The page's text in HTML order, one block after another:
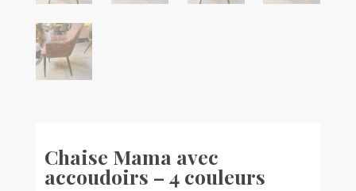
Chaise Mama avec
accoudoirs – 4 couleurs